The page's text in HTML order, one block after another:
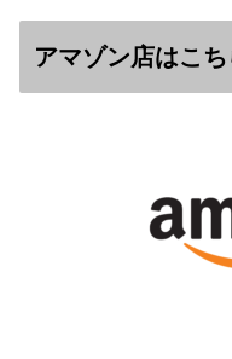
アマゾン店はこち